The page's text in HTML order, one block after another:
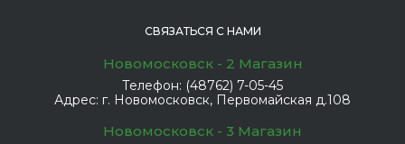
СВЯЗАТЬСЯ С НАМИ
Новомосковск - 2 Магазин
Телефон: (48762) 7-05-45
Адрес: г. Новомосковск, Первомайская д.108
Новомосковск - 3 Магазин